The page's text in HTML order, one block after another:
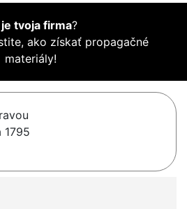
tvoja firma?
ako získať propagačné
materiály!
1795